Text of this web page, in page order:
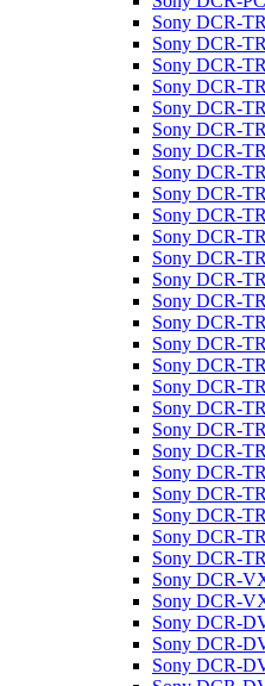
Sony DCR-
Sony DCR-
Sony DCR-
Sony DCR-
Sony DCR-
Sony DCR-
Sony DCR-
Sony DCR-
Sony DCR-
Sony DCR-
Sony DCR-
Sony DCR-
Sony DCR-
Sony DCR-
Sony DCR-
Sony DCR-
Sony DCR-
Sony DCR-
Sony DCR-
Sony DCR-
Sony DCR-
Sony DCR-
Sony DCR-
Sony DCR-
Sony DCR-
Sony DCR-
Sony DCR-
Sony DCR-
Sony DCR-
Sony DCR-
Sony DCR-